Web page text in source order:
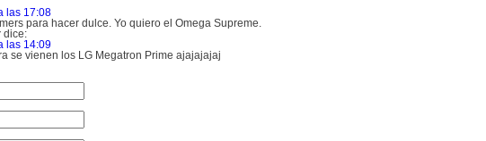
las 17:08
para hacer dulce. Yo quiero el Omega Supreme.
dice:
las 14:09
se vienen los LG Megatron Prime ajajajajaj